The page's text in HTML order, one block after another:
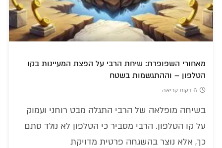
מאחורי השפופרת: שיחת הרבי על הפצת המעיינות בקו
הטלפון – וההתגשמות בשטח
6 דקות קריאה
בשיחה מופלאה של הרבי התגלה מבט רוחני ועמוק
על קו הטלפון. הרבי מסביר כי הטלפון לא נולד סתם
כך, אלא נוצר בהשגחה פרטית מדויקת